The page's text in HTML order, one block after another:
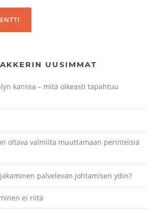
UUSIMMAT
kanssa – mitä oikeasti tapahtuu
oltava valmiita muuttamaan perinteisiä
palvelevan johtamisen ydin?
ei riitä